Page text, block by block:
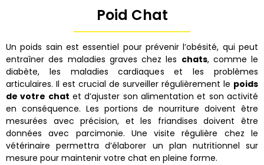
Poid Chat
Un poids sain est essentiel pour prévenir l’obésité, qui peut
entraîner des maladies graves chez les chats, comme le
diabète, les maladies cardiaques et les problèmes
articulaires. Il est crucial de surveiller régulièrement le poids
de votre chat et d’ajuster son alimentation et son activité
en conséquence. Les portions de nourriture doivent être
mesurées avec précision, et les friandises doivent être
données avec parcimonie. Une visite régulière chez le
vétérinaire permettra d’élaborer un plan nutritionnel sur
mesure pour maintenir votre chat en pleine forme.